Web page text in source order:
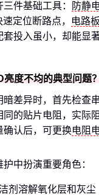
件基础工具： 防静
速定位断路点， 电路
套投入虽小，却能显
度不均的典型问题？
暗差异时，首先检查
的贴片电阻，实际
确认后，可更换电阻
中扮演重要角色：
剂溶解氧化层和灰尘